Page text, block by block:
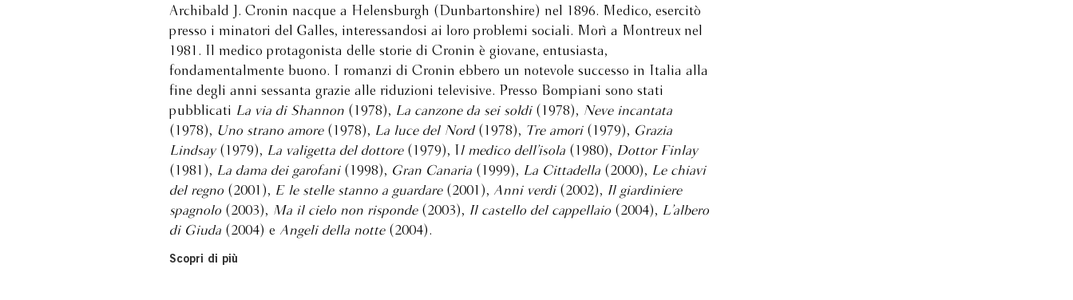
Archibald J. Cronin nacque a Helensburgh (Dunbartonshire) nel 1896. Medico, esercitò
presso i minatori del Galles, interessandosi ai loro problemi sociali. Morì a Montreux nel
1981. Il medico protagonista delle storie di Cronin è giovane, entusiasta,
fondamentalmente buono. I romanzi di Cronin ebbero un notevole successo in Italia alla
fine degli anni sessanta grazie alle riduzioni televisive. Presso Bompiani sono stati
pubblicati La via di Shannon (1978), La canzone da sei soldi(1978), Neve incantata
(1978), Uno strano amore(1978), La luce del Nord(1978), Tre amori(1979), Grazia
Lindsay(1979), La valigetta del dottore(1979), I l medico dell’isola (1980), Dottor Finlay
(1981), La dama dei garofani(1998), Gran Canaria (1999), La Cittadella (2000), Le chiavi
del regno (2001), E le stelle stanno a guardare(2001), Anni verdi (2002), Il giardiniere
spagnolo (2003), Ma il cielo non risponde(2003), Il castello del cappellaio (2004), L’albero
di Giuda (2004) e Angeli della notte (2004).
Scopri di più